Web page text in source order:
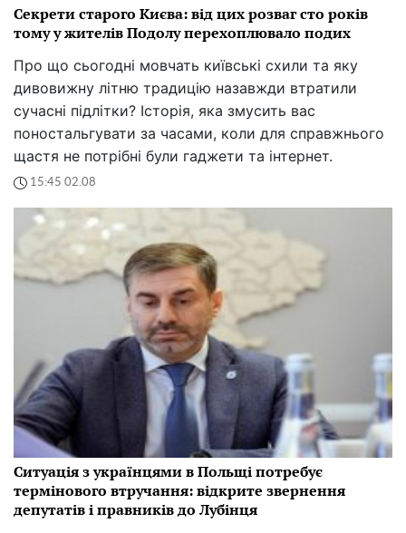
Секрети старого Києва: від цих розваг сто років
тому у жителів Подолу перехоплювало подих
Про що сьогодні мовчать київські схили та яку
дивовижну літню традицію назавжди втратили
сучасні підлітки? Історія, яка змусить вас
поностальгувати за часами, коли для справжнього
щастя не потрібні були гаджети та інтернет.
15:45 02.08
Ситуація з українцями в Польщі потребує
термінового втручання: відкрите звернення
депутатів і правників до Лубінця